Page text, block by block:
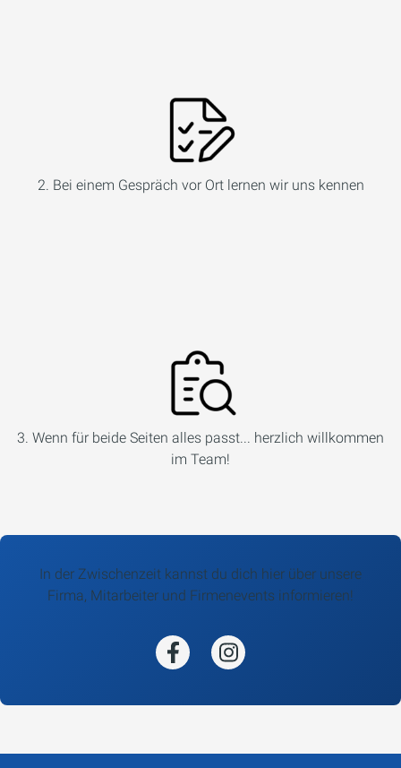
2. Bei einem Gespräch vor Ort lernen wir uns kennen
3. Wenn für beide Seiten alles passt... herzlich willkommen
im Team!
In der Zwischenzeit kannst du dich hier über unsere
Firma, Mitarbeiter und Firmenevents informieren!